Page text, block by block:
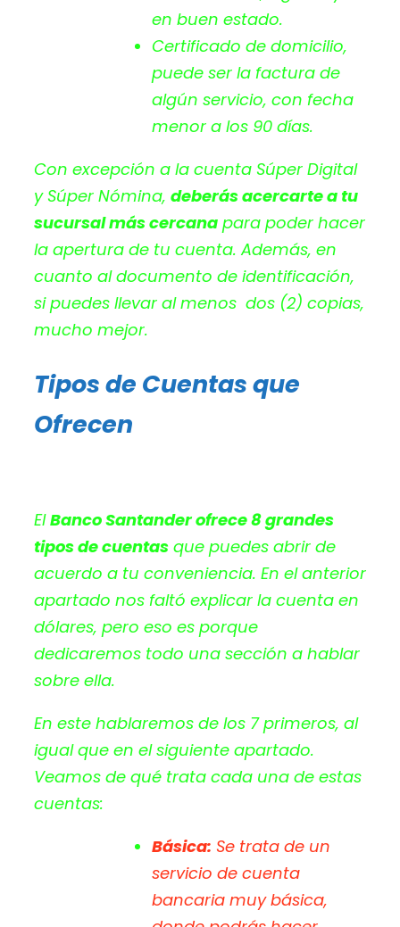
en buen estado.
Certificado de domicilio,
puede ser la factura de
algún servicio, con fecha
menor a los 90 días.
Con excepción a la cuenta Súper Digital
y Súper Nómina, deberás acercarte a tu
sucursal más cercana para poder hacer
la apertura de tu cuenta. Además, en
cuanto al documento de identificación,
si puedes llevar al menos dos (2) copias,
mucho mejor.
Tipos de Cuentas que
Ofrecen
ElBanco Santander ofrece 8 grandes
tipos de cuentas que puedes abrir de
acuerdo a tu conveniencia. En el anterior
apartado nos faltó explicar la cuenta en
dólares, pero eso es porque
dedicaremos todo una sección a hablar
sobre ella.
En este hablaremos de los 7 primeros, al
igual que en el siguiente apartado.
Veamos de qué trata cada una de estas
cuentas:
Básica: Se trata de un
servicio de cuenta
bancaria muy básica,